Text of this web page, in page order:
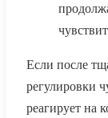
Если после
регулировки
реагирует на